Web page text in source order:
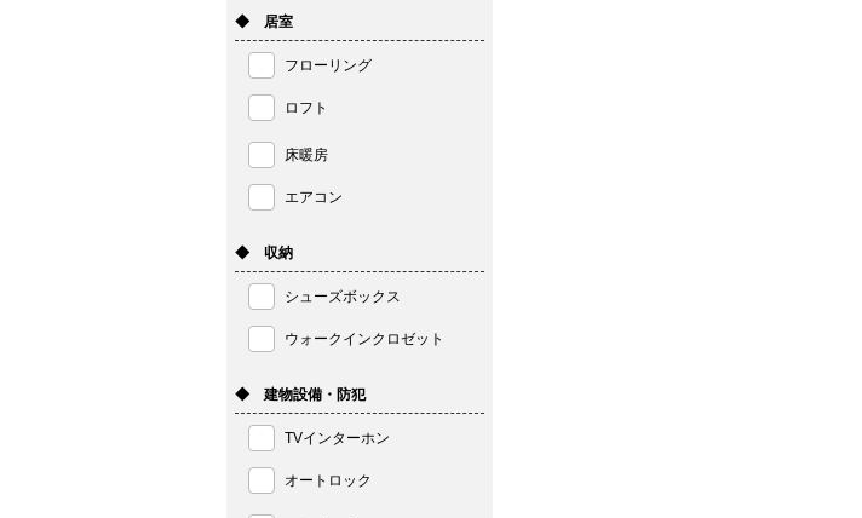
◆ 居室
フローリング
ロフト
床暖房
エアコン
◆ 収納
シューズボックス
ウォークインクロゼット
◆ 建物設備・防犯
TVインターホン
オートロック